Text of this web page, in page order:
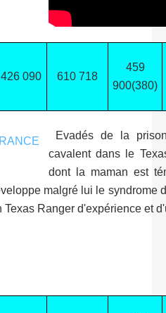
090 610 718
459
900(380)
Evadés de la
cavalent dans le
dont la maman est
malgré lui le syndrome
Texas Ranger d'expérience et